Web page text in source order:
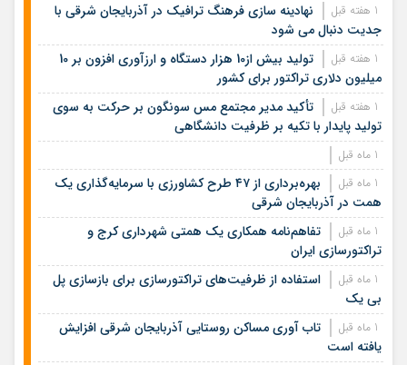
نهادینه سازی فرهنگ ترافیک در آذربایجان شرقی با
جدیت دنبال می شود
تولید بیش از10 هزار دستگاه و ارزآوری افزون بر 10
میلیون دلاری تراکتور برای کشور
تأکید مدیر مجتمع مس سونگون بر حرکت به سوی
تولید پایدار با تکیه بر ظرفیت دانشگاهی
بهره‌برداری از ۴۷ طرح کشاورزی با سرمایه‌گذاری یک
همت در آذربایجان شرقی
تفاهم‌نامه همکاری یک همتی شهرداری کرج و
تراکتورسازی ایران
استفاده از ظرفیت‌های تراکتورسازی برای بازسازی پل
بی یک
تاب آوری مساکن روستایی آذربایجان شرقی افزایش
یافته است